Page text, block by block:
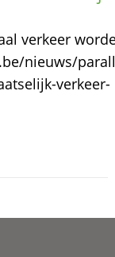
verkeer
nieuws/
verkeer-